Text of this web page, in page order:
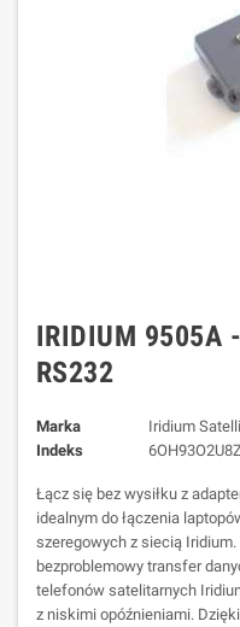
IRIDIUM 9505A
RS232
Marka
Iridium
Indeks
6OH93O2U8Z
Łącz się bez wysiłku z
idealnym do łączenia
szeregowych z siecią
bezproblemowy transfer
telefonów satelitarnych
z niskimi opóźnieniami.